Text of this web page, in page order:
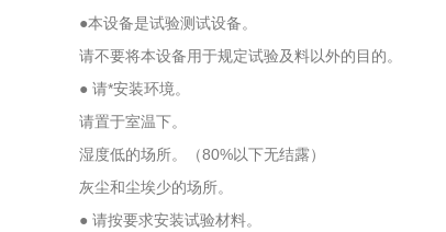
●本设备是试验测试设备。
请不要将本设备用于规定试验及料以外的目的。
● 请*安装环境。
请置于室温下。
湿度低的场所。（80%以下无结露）
灰尘和尘埃少的场所。
● 请按要求安装试验材料。